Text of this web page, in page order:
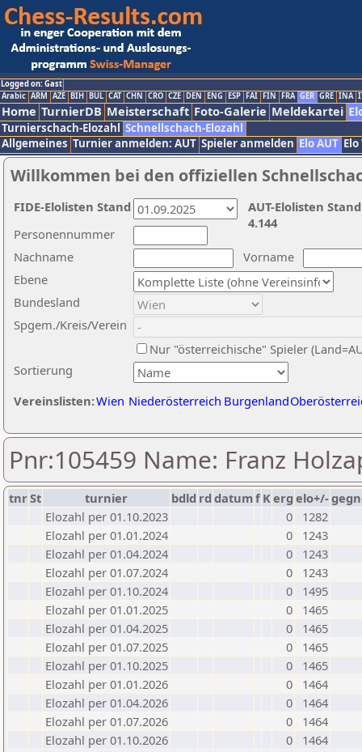
Logged on: Gast
Arabic ARM AZE BIH BUL CAT CHN CRO CZE DEN ENG ESP FAI FIN FRA GER GRE INA
Home TurnierDB Meisterschaft Foto-Galerie Meldekartei
Turnierschach-Elozahl Schnellschach-Elozahl
Allgemeines Turnier anmelden: AUT Spieler anmelden Elo AUT
Willkommen bei den offiziellen
Nachname
Vorname
Ebene
Sortierung
Personennummer
Bundesland
Spgem./Kreis/Verein
Nur "österreichische" Spieler
Vereinslisten:Wien Niederösterreich Burgenland
AUT-Elolisten
4.144
FIDE-Elolisten Stand
Pnr:105459 Name: Franz
tnrSt turnier bdld rd datumf Kerg elo+/-
Elozahl per 01.10.2023
0
1282
Elozahl per 01.01.2024
0
1243
Elozahl per 01.04.2024
0
1243
Elozahl per 01.07.2024
0
1243
Elozahl per 01.10.2024
0
1495
Elozahl per 01.01.2025
0
1465
Elozahl per 01.04.2025
0
1465
Elozahl per 01.07.2025
0
1465
Elozahl per 01.10.2025
0
1465
Elozahl per 01.01.2026
0
1464
Elozahl per 01.04.2026
0
1464
Elozahl per 01.07.2026
0
1464
Elozahl per 01.10.2026
0 1464